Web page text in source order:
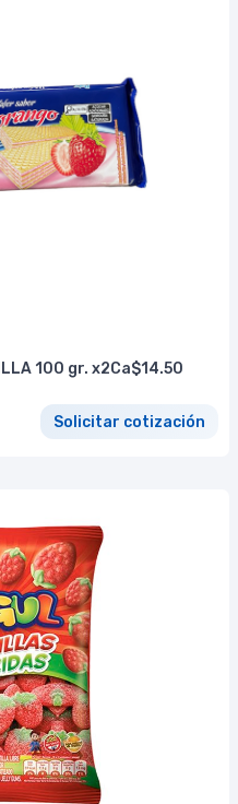
100 gr. x2Ca$14.50
Solicitar cotización